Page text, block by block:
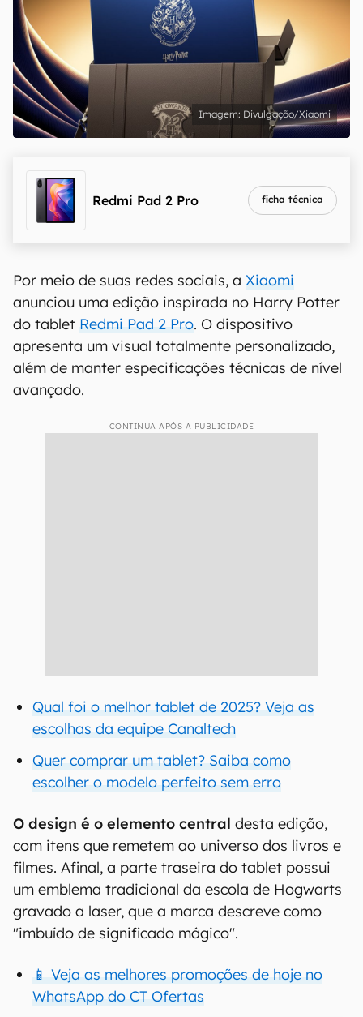
Divulgação/Xiaomi
Redmi Pad 2 Pro ficha técnica
Por meio de suas redes sociais, a Xiaomi
anunciou uma edição inspirada no Harry Potter
do tablet Redmi Pad 2 Pro. O dispositivo
apresenta um visual totalmente personalizado,
além de manter especificações técnicas de nível
avançado.
CONTINUA APÓS A PUBLICIDADE
Qual foi o melhor tablet de 2025? Veja as
escolhas da equipe Canaltech
Quer comprar um tablet? Saiba como
escolher o modelo perfeito sem erro
O design é o elemento central desta edição,
com itens que remetem ao universo dos livros e
filmes. Afinal, a parte traseira do tablet possui
um emblema tradicional da escola de Hogwarts
gravado a laser, que a marca descreve como
"imbuído de significado mágico".
📱 Veja as melhores promoções de hoje no
WhatsApp do CT Ofertas